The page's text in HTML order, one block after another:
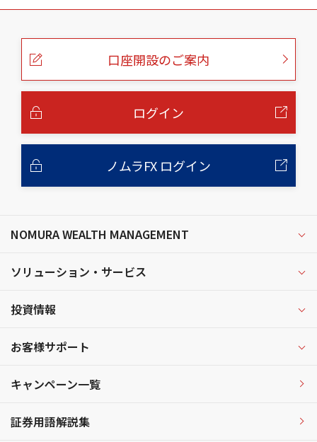
こ
口座開設のご案内
ログイン
ノムラFX ログイン
NOMURA WEALTH MANAGEMENT
ソリューション・サービス
投資情報
お客様サポート
キャンペーン一覧
証券用語解説集